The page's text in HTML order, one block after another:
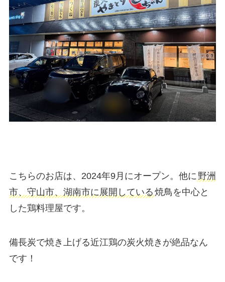
こちらのお店は、2024年9月にオープン。他に 野洲
市、守山市、湖南市に展開している 焼鳥を中心と
した鶏料理屋です。
備長炭で焼き上げる近江鶏の炭火焼きが絶品なん
です！